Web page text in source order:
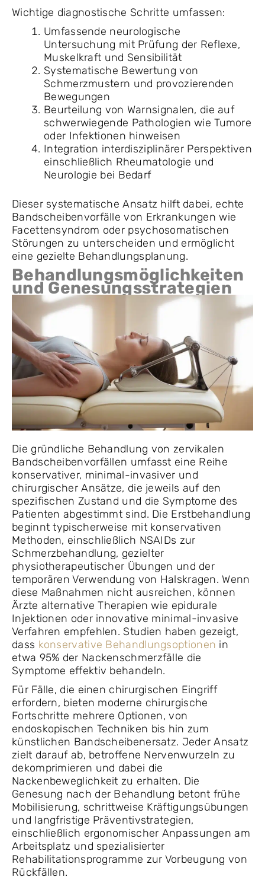
Wichtige diagnostische Schritte umfassen:
Umfassende neurologische
Untersuchung mit Prüfung der Reflexe,
Muskelkraft und Sensibilität
Systematische Bewertung von
Schmerzmustern und provozierenden
Bewegungen
Beurteilung von Warnsignalen, die auf
schwerwiegende Pathologien wie Tumore
oder Infektionen hinweisen
Integration interdisziplinärer Perspektiven
einschließlich Rheumatologie und
Neurologie bei Bedarf
Dieser systematische Ansatz hilft dabei, echte
Bandscheibenvorfälle von Erkrankungen wie
Facettensyndrom oder psychosomatischen
Störungen zu unterscheiden und ermöglicht
eine gezielte Behandlungsplanung.
Behandlungsmöglichkeiten
und Genesungsstrategien
Die gründliche Behandlung von zervikalen
Bandscheibenvorfällen umfasst eine Reihe
konservativer, minimal-invasiver und
chirurgischer Ansätze, die jeweils auf den
spezifischen Zustand und die Symptome des
Patienten abgestimmt sind. Die Erstbehandlung
beginnt typischerweise mit konservativen
Methoden, einschließlich NSAIDs zur
Schmerzbehandlung, gezielter
physiotherapeutischer Übungen und der
temporären Verwendung von Halskragen. Wenn
diese Maßnahmen nicht ausreichen, können
Ärzte alternative Therapien wie epidurale
Injektionen oder innovative minimal-invasive
Verfahren empfehlen. Studien haben gezeigt,
dass konservative Behandlungsoptionen in
etwa 95% der Nackenschmerzfälle die
Symptome effektiv behandeln.
Für Fälle, die einen chirurgischen Eingriff
erfordern, bieten moderne chirurgische
Fortschritte mehrere Optionen, von
endoskopischen Techniken bis hin zum
künstlichen Bandscheibenersatz. Jeder Ansatz
zielt darauf ab, betroffene Nervenwurzeln zu
dekomprimieren und dabei die
Nackenbeweglichkeit zu erhalten. Die
Genesung nach der Behandlung betont frühe
Mobilisierung, schrittweise Kräftigungsübungen
und langfristige Präventivstrategien,
einschließlich ergonomischer Anpassungen am
Arbeitsplatz und spezialisierter
Rehabilitationsprogramme zur Vorbeugung von
Rückfällen.